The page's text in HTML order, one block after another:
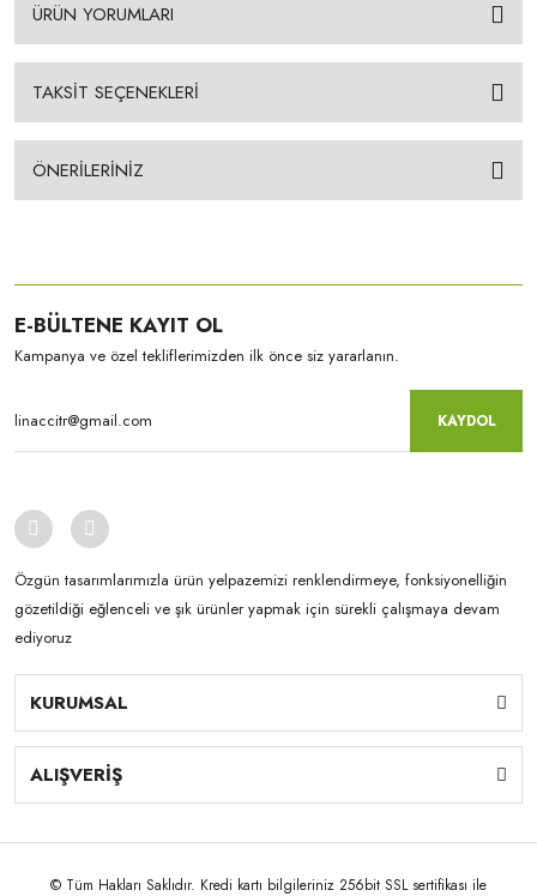
ÜRÜN YORUMLARI
TAKSİT SEÇENEKLERİ
ÖNERİLERİNİZ
E-BÜLTENE KAYIT OL
Kampanya ve özel tekliflerimizden ilk önce siz yararlanın.
KAYDOL
Özgün tasarımlarımızla ürün yelpazemizi renklendirmeye, fonksiyonelliğin
gözetildiği eğlenceli ve şık ürünler yapmak için sürekli çalışmaya devam
ediyoruz
KURUMSAL
ALIŞVERİŞ
© Tüm Hakları Saklıdır. Kredi kartı bilgileriniz 256bit SSL sertifikası ile